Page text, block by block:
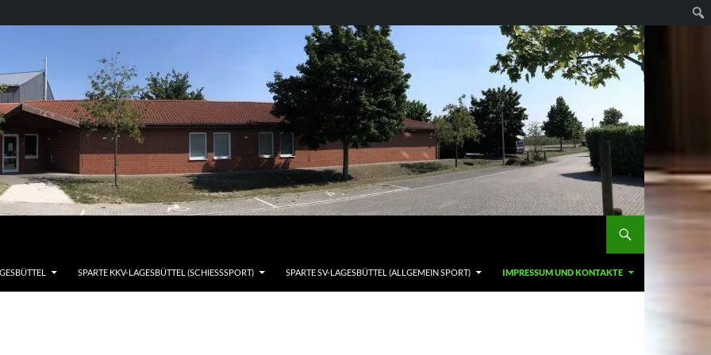
SPARTE KKV-LAGESBÜTTEL (SCHIESSSPORT) SPARTE SV-LAGESBÜTTEL (ALLGEMEIN SPORT) IMPRESSUM UND KONTAKTE